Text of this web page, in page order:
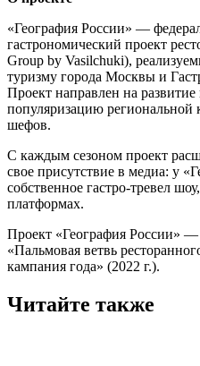
«География России» —
гастрономический проект
Group by Vasilchuki),
туризму города Москвы и
Проект направлен на развитие
популяризацию
шефов.
С каждым сезоном проект
свое присутствие в медиа: у
собственное гастро-тревел
платформах.
Проект «География России»
«Пальмовая ветвь
кампания года» (2022 г.).
Читайте также